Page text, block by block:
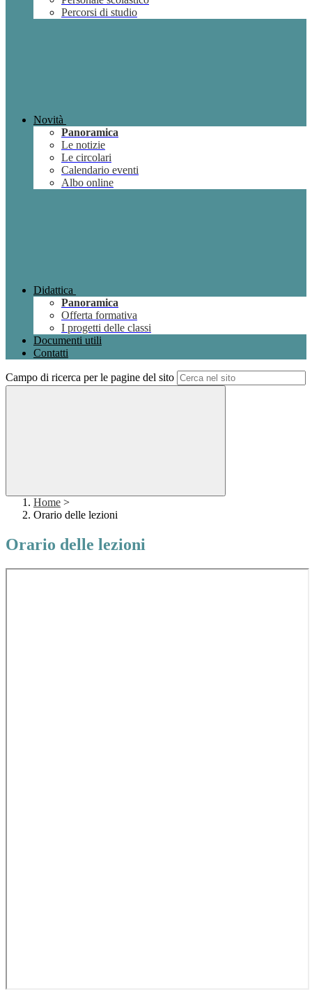
Percorsi di studio
Novità
Panoramica
Le notizie
Le circolari
Calendario eventi
Albo online
Didattica
Panoramica
Offerta formativa
I progetti delle classi
Documenti utili
Contatti
Campo di ricerca per le pagine del sito
Home >
Orario delle lezioni
Orario delle lezioni